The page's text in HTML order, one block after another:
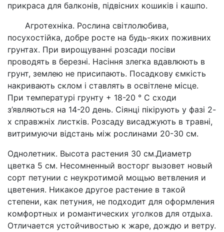
прикраса для балконів, підвісних кошиків і кашпо.
Агротехніка. Рослина світлолюбива,
посухостійка, добре росте на будь-яких поживних
грунтах. При вирощуванні розсади посіви
проводять в березні. Насіння злегка вдавлюють в
грунт, землею не присипають. Посадкову ємкість
накривають склом і ставлять в освітлене місце.
При температурі грунту + 18-20 ° C сходи
з’являються на 14-20 день. Сіянці пікірують у фазі 2-
х справжніх листків. Розсаду висаджують в травні,
витримуючи відстань між рослинами 20-30 см.
Однолетник. Высота растения 30 см.Диаметр
цветка 5 см. Несомненный восторг вызовет новый
сорт петунии с неукротимой мощью ветвления и
цветения. Никакое другое растение в такой
степени, как петуния, не подходит для оформления
комфортных и романтических уголков для отдыха.
Отличается устойчивостью к жаре, дождю и ветру.